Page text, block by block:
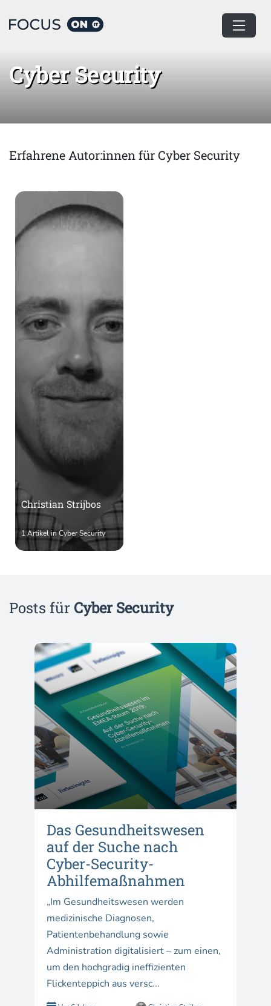
Home Cyber Security
Cyber Security
Erfahrene Autor:innen für Cyber Security
Christian Strijbos
1 Artikel in Cyber Security
Posts für Cyber Security
Das Gesundheitswesen
auf der Suche nach
Cyber-Security-
Abhilfemaßnahmen
„Im Gesundheitswesen werden
medizinische Diagnosen,
Patientenbehandlung sowie
Administration digitalisiert – zum einen,
um den hochgradig ineffizienten
Flickenteppich aus versc...